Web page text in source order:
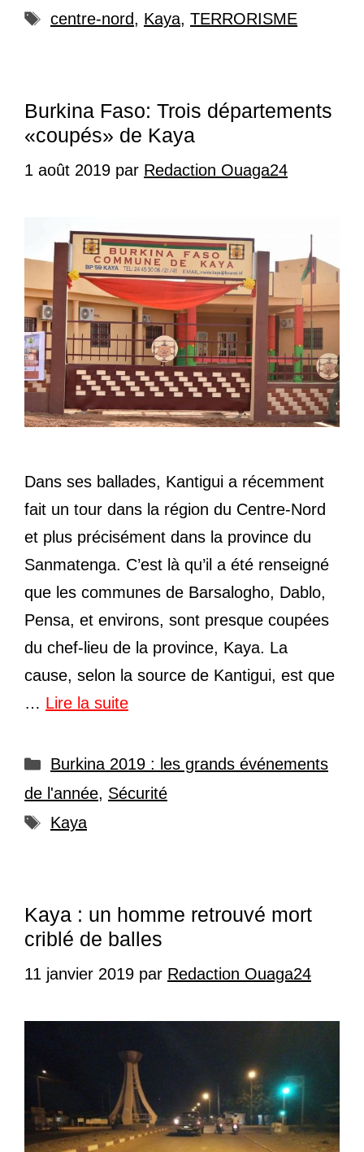
Étiquettes
centre-nord, Kaya, TERRORISME
Burkina Faso: Trois départements
«coupés» de Kaya
1 août 2019 par Redaction Ouaga24
Dans ses ballades, Kantigui a récemment
fait un tour dans la région du Centre-Nord
et plus précisément dans la province du
Sanmatenga. C’est là qu’il a été renseigné
que les communes de Barsalogho, Dablo,
Pensa, et environs, sont presque coupées
du chef-lieu de la province, Kaya. La
cause, selon la source de Kantigui, est que
… Lire la suite
Catégories
Burkina 2019 : les grands événements
de l'année, Sécurité
Étiquettes
Kaya
Kaya : un homme retrouvé mort
criblé de balles
11 janvier 2019 par Redaction Ouaga24